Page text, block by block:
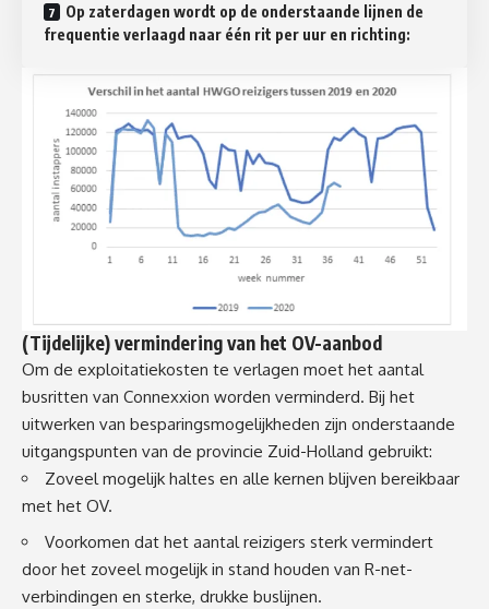
Op zaterdagen wordt op de onderstaande lijnen de
frequentie verlaagd naar één rit per uur en richting:
(Tijdelijke) vermindering van het OV-aanbod
Om de exploitatiekosten te verlagen moet het aantal
busritten van Connexxion worden verminderd. Bij het
uitwerken van besparingsmogelijkheden zijn onderstaande
uitgangspunten van de provincie Zuid-Holland gebruikt:
Zoveel mogelijk haltes en alle kernen blijven bereikbaar
met het OV.
Voorkomen dat het aantal reizigers sterk vermindert
door het zoveel mogelijk in stand houden van R-net-
verbindingen en sterke, drukke buslijnen.